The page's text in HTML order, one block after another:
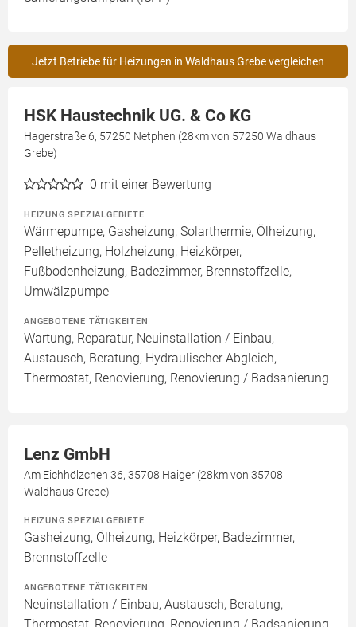
Jetzt Betriebe für Heizungen in Waldhaus Grebe vergleichen
HSK Haustechnik UG. & Co KG
Hagerstraße 6, 57250 Netphen (28km von 57250 Waldhaus
Grebe)
0 mit einer Bewertung
HEIZUNG SPEZIALGEBIETE
Wärmepumpe, Gasheizung, Solarthermie, Ölheizung,
Pelletheizung, Holzheizung, Heizkörper,
Fußbodenheizung, Badezimmer, Brennstoffzelle,
Umwälzpumpe
ANGEBOTENE TÄTIGKEITEN
Wartung, Reparatur, Neuinstallation / Einbau,
Austausch, Beratung, Hydraulischer Abgleich,
Thermostat, Renovierung, Renovierung / Badsanierung
Lenz GmbH
Am Eichhölzchen 36, 35708 Haiger (28km von 35708
Waldhaus Grebe)
HEIZUNG SPEZIALGEBIETE
Gasheizung, Ölheizung, Heizkörper, Badezimmer,
Brennstoffzelle
ANGEBOTENE TÄTIGKEITEN
Neuinstallation / Einbau, Austausch, Beratung,